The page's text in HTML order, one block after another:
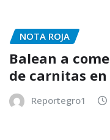
NOTA ROJA
Balean a
de carnitas
Reportegro1